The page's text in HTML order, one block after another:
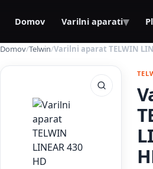
Domov Varilni aparati▾
Domov/Telwin/Varilni aparat TELWIN